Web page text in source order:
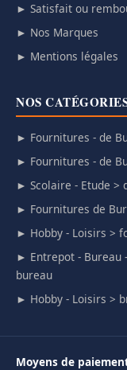
► Satisfait ou
► Nos Marques
► Mentions légales
NOS
► Fournitures - de
► Fournitures - de
► Scolaire - Etude >
► Fournitures de
► Hobby - Loisirs >
► Entrepot - Bureau
bureau
► Hobby - Loisirs >
Moyens de